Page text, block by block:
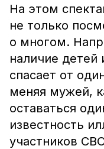
На этом
не только
о многом.
наличие детей
спасает от
меняя мужей,
оставаться
известность
участников